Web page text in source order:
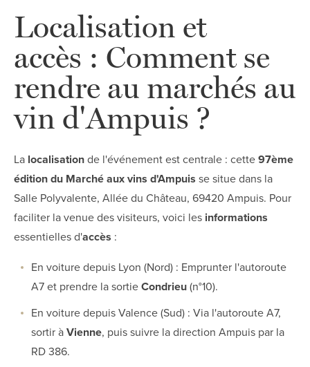
Localisation et
accès : Comment se
rendre au marchés au
vin d'Ampuis ?
La localisation de l'événement est centrale : cette 97ème
édition du Marché aux vins d'Ampuis se situe dans la
Salle Polyvalente, Allée du Château, 69420 Ampuis. Pour
faciliter la venue des visiteurs, voici les informations
essentielles d'accès :
En voiture depuis Lyon (Nord) : Emprunter l'autoroute
A7 et prendre la sortie Condrieu (n°10).
En voiture depuis Valence (Sud) : Via l'autoroute A7,
sortir à Vienne, puis suivre la direction Ampuis par la
RD 386.